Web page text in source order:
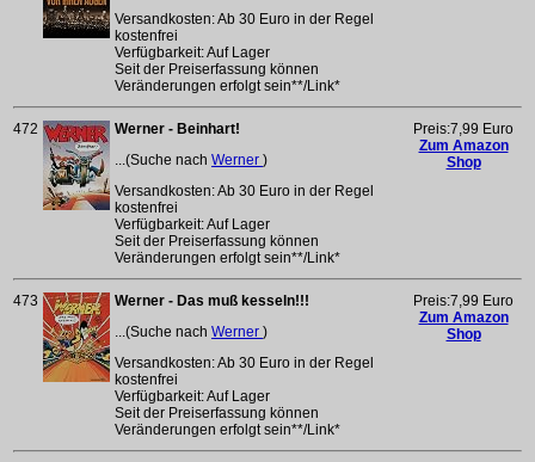
Versandkosten: Ab 30 Euro in der Regel
kostenfrei
Verfügbarkeit: Auf Lager
Seit der Preiserfassung können
Veränderungen erfolgt sein**/Link*
472
Werner - Beinhart!
...(Suche nach Werner )
Versandkosten: Ab 30 Euro in der Regel
kostenfrei
Verfügbarkeit: Auf Lager
Seit der Preiserfassung können
Veränderungen erfolgt sein**/Link*
Preis:7,99 Euro
Zum Amazon
Shop
473
Werner - Das muß kesseln!!!
...(Suche nach Werner )
Versandkosten: Ab 30 Euro in der Regel
kostenfrei
Verfügbarkeit: Auf Lager
Seit der Preiserfassung können
Veränderungen erfolgt sein**/Link*
Preis:7,99 Euro
Zum Amazon
Shop